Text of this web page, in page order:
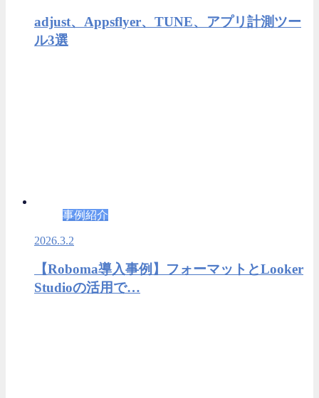
adjust、Appsflyer、TUNE、アプリ計測ツー
ル3選
事例紹介
2026.3.2
【Roboma導入事例】フォーマットとLooker
Studioの活用で…